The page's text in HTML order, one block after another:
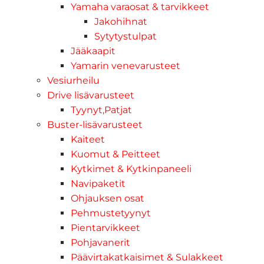
Yamaha varaosat & tarvikkeet
Jakohihnat
Sytytystulpat
Jääkaapit
Yamarin venevarusteet
Vesiurheilu
Drive lisävarusteet
Tyynyt,Patjat
Buster-lisävarusteet
Kaiteet
Kuomut & Peitteet
Kytkimet & Kytkinpaneeli
Navipaketit
Ohjauksen osat
Pehmustetyynyt
Pientarvikkeet
Pohjavanerit
Päävirtakatkaisimet & Sulakkeet